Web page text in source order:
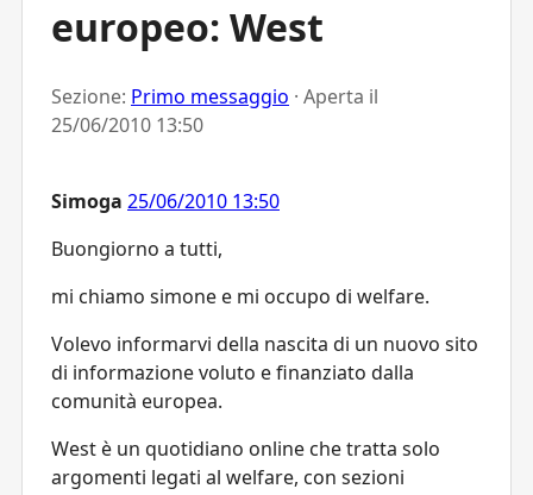
europeo: West
Sezione: Primo messaggio · Aperta il
25/06/2010 13:50
Simoga 25/06/2010 13:50
Buongiorno a tutti,
mi chiamo simone e mi occupo di welfare.
Volevo informarvi della nascita di un nuovo sito
di informazione voluto e finanziato dalla
comunità europea.
West è un quotidiano online che tratta solo
argomenti legati al welfare, con sezioni